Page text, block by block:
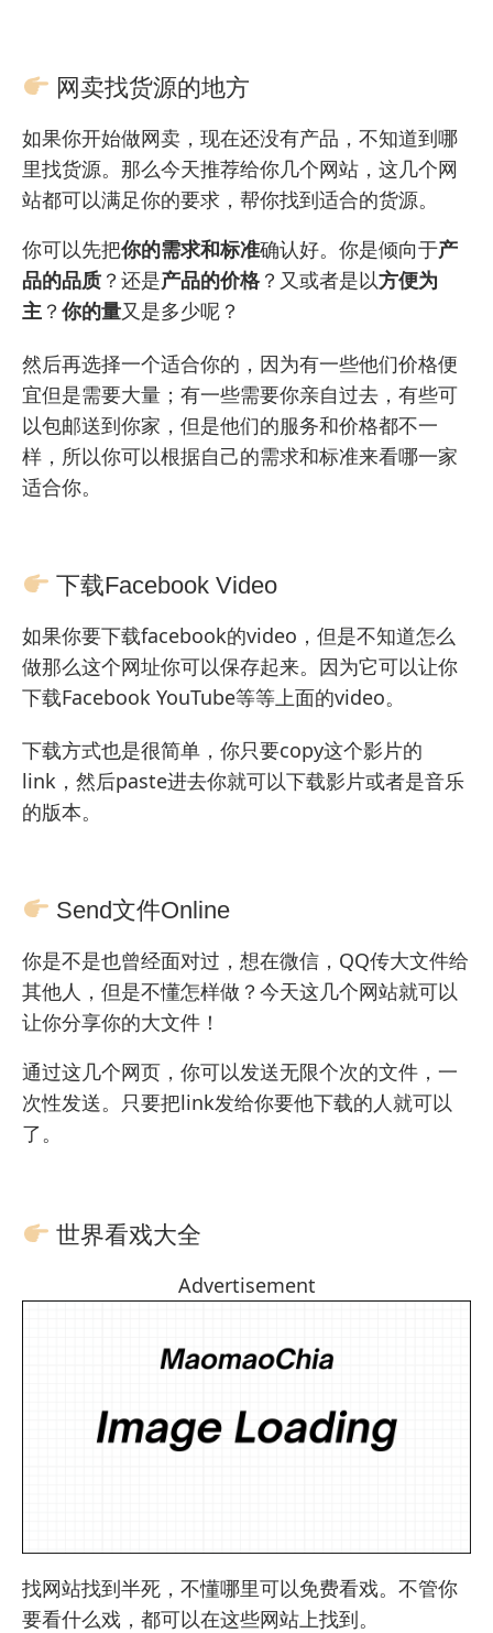
网卖找货源的地方
如果你开始做网卖，现在还没有产品，不知道到哪
里找货源。那么今天推荐给你几个网站，这几个网
站都可以满足你的要求，帮你找到适合的货源。
你可以先把你的需求和标准确认好。你是倾向于产
品的品质 ？还是产品的价格？又或者是以方便为
主 ？ 你的量又是多少呢？
然后再选择一个适合你的，因为有一些他们价格便
宜但是需要大量；有一些需要你亲自过去，有些可
以包邮送到你家，但是他们的服务和价格都不一
样，所以你可以根据自己的需求和标准来看哪一家
适合你。
下载Facebook Video
如果你要下载facebook的video，但是不知道怎么
做那么这个网址你可以保存起来。因为它可以让你
下载Facebook YouTube等等上面的video。
下载方式也是很简单，你只要copy这个影片的
link，然后paste进去你就可以下载影片或者是音乐
的版本。
Send文件Online
你是不是也曾经面对过，想在微信，QQ传大文件给
其他人，但是不懂怎样做？今天这几个网站就可以
让你分享你的大文件！
通过这几个网页，你可以发送无限个次的文件，一
次性发送。只要把link发给你要他下载的人就可以
了。
世界看戏大全
Advertisement
找网站找到半死，不懂哪里可以免费看戏。不管你
要看什么戏，都可以在这些网站上找到。